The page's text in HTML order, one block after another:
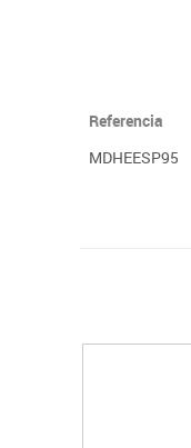
Referencia
MDHEESP95